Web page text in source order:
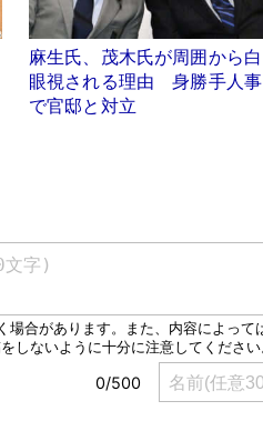
麻生氏、茂木氏が周囲から白
眼視される理由 身勝手人事
で官邸と対立